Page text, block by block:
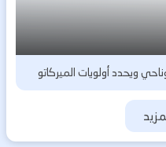
ويحدد أولويات الميركاتو